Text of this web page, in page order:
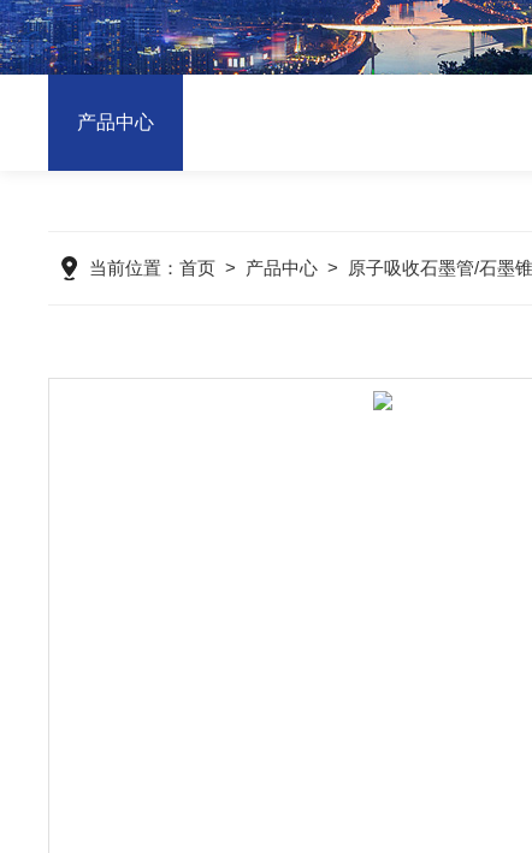
产品中心
当前位置：首页 > 产品中心 > 原子吸收石墨管/石墨锥